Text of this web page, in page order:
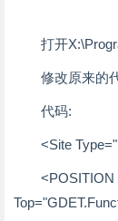
打开
修改原来的
代码:
<Site
<POSITION